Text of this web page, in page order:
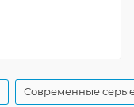
Современные